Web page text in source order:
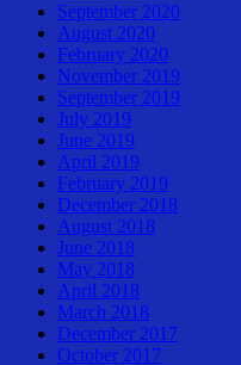
September 2020
August 2020
February 2020
November 2019
September 2019
July 2019
June 2019
April 2019
February 2019
December 2018
August 2018
June 2018
May 2018
April 2018
March 2018
December 2017
October 2017